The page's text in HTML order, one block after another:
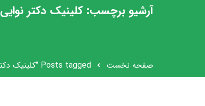
آرشیو برچسب: کلینیک دکتر نوایی
صفحه نخست Posts tagged "کلینیک دکتر نوایی"